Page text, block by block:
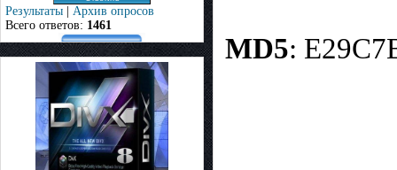
Результаты | Архив опросов
Всего ответов: 1461
MD5: